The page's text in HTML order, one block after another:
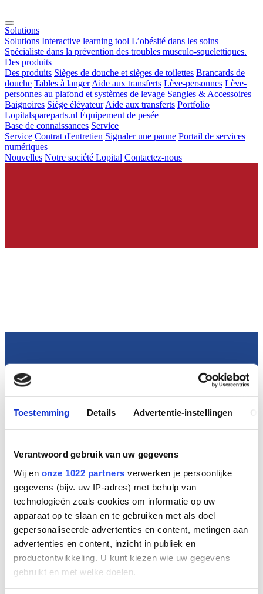
Toestemming Details Advertentie-instellingen
Verantwoord gebruik van uw gegevens
Wij en onze 1022 partners verwerken je persoonlijke
gegevens (bijv. uw IP-adres) met behulp van
technologieën zoals cookies om informatie op uw
apparaat op te slaan en te gebruiken met als doel
gepersonaliseerde advertenties en content, metingen aan
advertenties en content, inzicht in publiek en
productontwikkeling. U kunt kiezen wie uw gegevens
gebruikt en met welke doelen.
Solutions
Solutions Interactive learning tool L’obésité dans les soins
Spécialiste dans la prévention des troubles musculo-squelettiques.
Des produits
Des produits Sièges de douche et sièges de toilettes Brancards de
douche Tables à langer Aide aux transferts Lève-personnes Lève-
personnes au plafond et systèmes de levage Sangles & Accessoires
Baignoires Siège élévateur Aide aux transferts Portfolio
Lopitalspareparts.nl Équipement de pesée
Base de connaissances Service
Service Contrat d'entretien Signaler une panne Portail de services
numériques
Nouvelles Notre société Lopital Contactez-nous